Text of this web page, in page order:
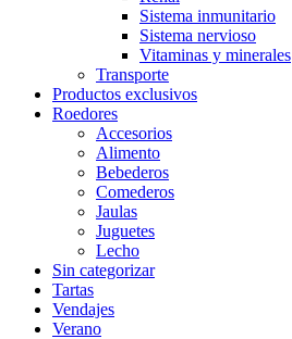
Sistema inmunitario
Sistema nervioso
Vitaminas y minerales
Transporte
Productos exclusivos
Roedores
Accesorios
Alimento
Bebederos
Comederos
Jaulas
Juguetes
Lecho
Sin categorizar
Tartas
Vendajes
Verano